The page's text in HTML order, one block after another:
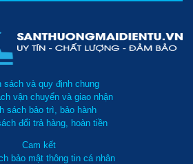
sách và quy định chung
vận chuyển và giao nhận
sách bảo trì, bảo hành
đổi trả hàng, hoàn tiền
Cam kết
bảo mật thông tin cá nhân